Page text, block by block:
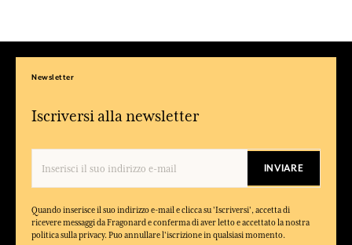
Newsletter
Iscriversi alla newsletter
INVIARE
Quando inserisce il suo indirizzo e-mail e clicca su 'Iscriversi', accetta di
ricevere messaggi da Fragonard e conferma di aver letto e accettato la nostra
politica sulla privacy. Puo annullare l'iscrizione in qualsiasi momento.